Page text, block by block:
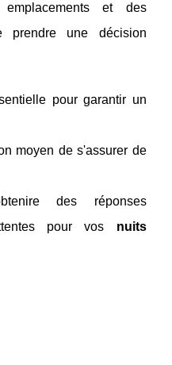
et des
prendre une décision
pour garantir un
moyen de s'assurer de
des réponses
pour vos nuits